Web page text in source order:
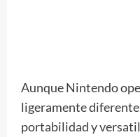
Aunque Nintendo
ligeramente
portabilidad y